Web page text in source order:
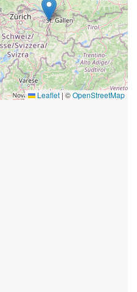
Leaflet |©OpenStreetMap